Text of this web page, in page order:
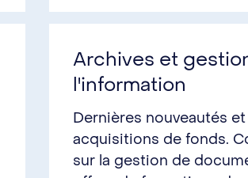
Archives et
l'information
Dernières nouveautés et
acquisitions de fonds.
sur la gestion de